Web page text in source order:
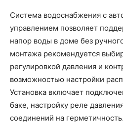
Система водоснабжения с
управлением позволяет
напор воды в доме без
монтажа рекомендуется
регулировкой давления и
возможностью настройки
Установка включает
баке, настройку реле
соединений на